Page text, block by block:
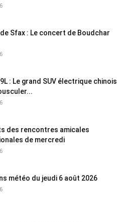
Sfax : Le concert de Boudchar
: Le grand SUV électrique chinois
des rencontres amicales
de mercredi
météo du jeudi 6 août 2026